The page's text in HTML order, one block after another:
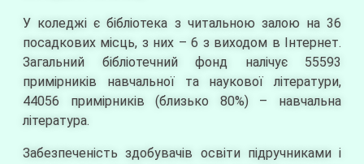
У коледжі є бібліотека з читальною залою на 36
посадкових місць, з них – 6 з виходом в Інтернет.
Загальний бібліотечний фонд налічує 55593
примірників навчальної та наукової літератури,
44056 примірників (близько 80%) – навчальна
література.
Забезпеченість здобувачів освіти підручниками і